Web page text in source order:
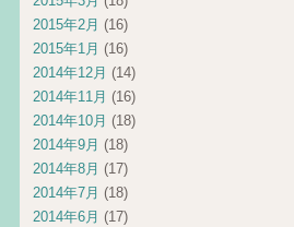
2015年2月 (16)
2015年1月 (16)
2014年12月 (14)
2014年11月 (16)
2014年10月 (18)
2014年9月 (18)
2014年8月 (17)
2014年7月 (18)
2014年6月 (17)